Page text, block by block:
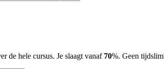
de hele cursus. Je slaagt vanaf 70%. Geen